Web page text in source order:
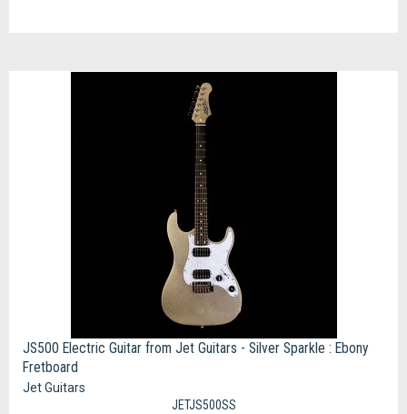
JS500 Electric Guitar from Jet Guitars - Silver Sparkle : Ebony
Fretboard
Jet Guitars
JETJS500SS